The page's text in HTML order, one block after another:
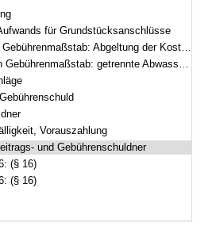
für Grundstücksanschlüsse
Niederschlagswasserbeseitigung über die nach dem Frischwassermaßstab bemessenen Einleitungsgebühren (§§ 9–10a)
getrennte Abwassergebühren (§§ 9–10b)
Vorauszahlung
und Gebührenschuldner
(§ 16)
(§ 16)